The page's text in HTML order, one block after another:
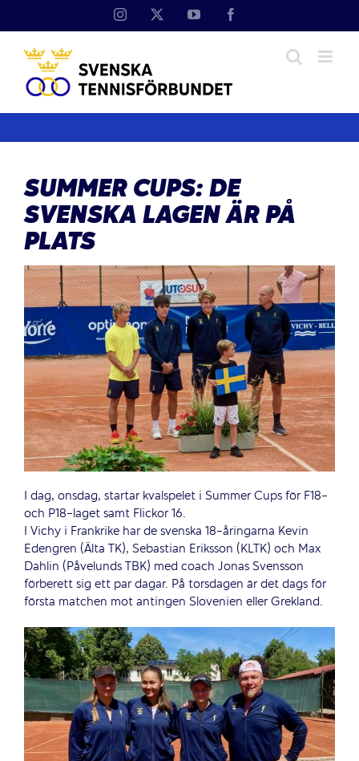
Instagram YouTube
SUMMER CUPS: DE
SVENSKA LAGEN ÄR PÅ
PLATS
I dag, onsdag, startar kvalspelet i Summer Cups för F18-
och P18-laget samt Flickor 16.
I Vichy i Frankrike har de svenska 18-åringarna Kevin
Edengren (Älta TK), Sebastian Eriksson (KLTK) och Max
Dahlin (Påvelunds TBK) med coach Jonas Svensson
förberett sig ett par dagar. På torsdagen är det dags för
första matchen mot antingen Slovenien eller Grekland.